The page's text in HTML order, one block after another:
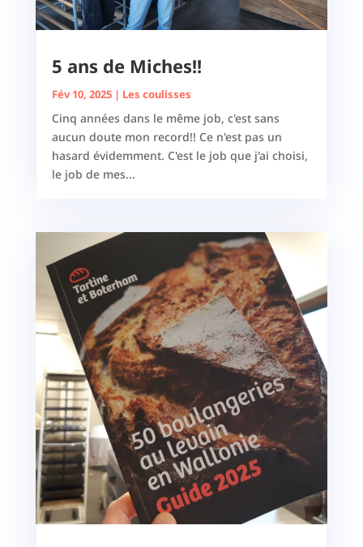
5 ans de Miches!!
Fév 10, 2025| Les coulisses
Cinq années dans le même job, c'est sans
aucun doute mon record!! Ce n'est pas un
hasard évidemment. C'est le job que j'ai choisi,
le job de mes...